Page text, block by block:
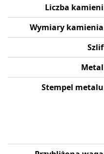
Liczba kamieni
Wymiary kamienia
Szlif
Metal
Stempel metalu